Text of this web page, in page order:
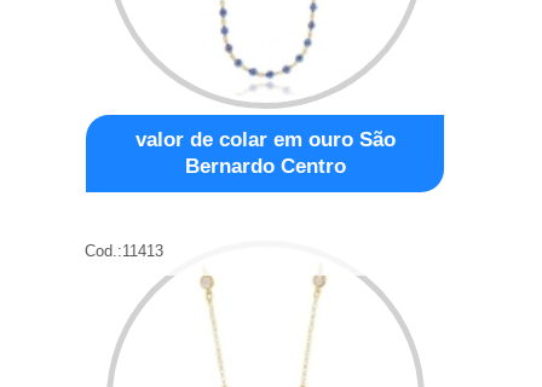
valor de colar em ouro São
Bernardo Centro
Cod.:11413